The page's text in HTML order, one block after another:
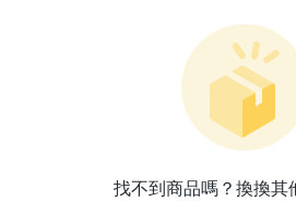
找不到商品嗎？換換其